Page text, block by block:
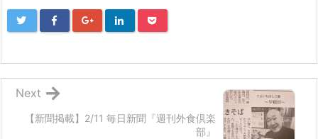
【新聞掲載】2/11 毎日新聞『週刊外食倶楽
部』
Next